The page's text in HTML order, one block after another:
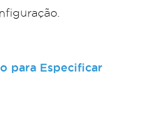
para Especificar